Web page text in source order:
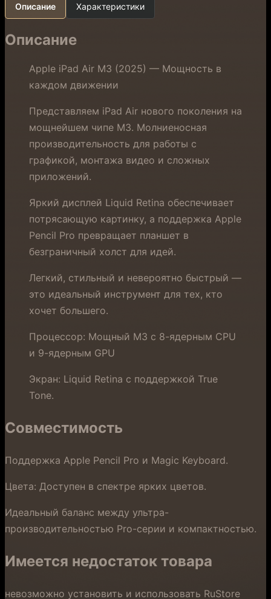
Описание Характеристики
Описание
Apple iPad Air M3 (2025) — Мощность в
каждом движении
Представляем iPad Air нового поколения на
мощнейшем чипе M3. Молниеносная
производительность для работы с
графикой, монтажа видео и сложных
приложений.
Яркий дисплей Liquid Retina обеспечивает
потрясающую картинку, а поддержка Apple
Pencil Pro превращает планшет в
безграничный холст для идей.
Легкий, стильный и невероятно быстрый —
это идеальный инструмент для тех, кто
хочет большего.
Процессор: Мощный M3 с 8-ядерным CPU
и 9-ядерным GPU
Экран: Liquid Retina с поддержкой True
Tone.
Совместимость
Поддержка Apple Pencil Pro и Magic Keyboard.
Цвета: Доступен в спектре ярких цветов.
Идеальный баланс между ультра-
производительностью Pro-серии и компактностью.
Имеется недостаток товара
невозможно установить и использовать RuStore